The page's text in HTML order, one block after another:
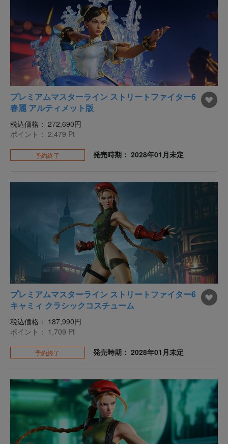
プレミアムマスターライン ストリートファイター6
春麗 アルティメット版
税込価格： 272,690円
ポイント： 2,479 Pt
予約終了 発売時期： 2028年01月未定
プレミアムマスターライン ストリートファイター6
キャミィ クラシックコスチューム
税込価格： 187,990円
ポイント： 1,709 Pt
予約終了 発売時期： 2028年01月未定